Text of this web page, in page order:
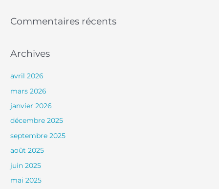
Commentaires récents
Archives
avril 2026
mars 2026
janvier 2026
décembre 2025
septembre 2025
août 2025
juin 2025
mai 2025